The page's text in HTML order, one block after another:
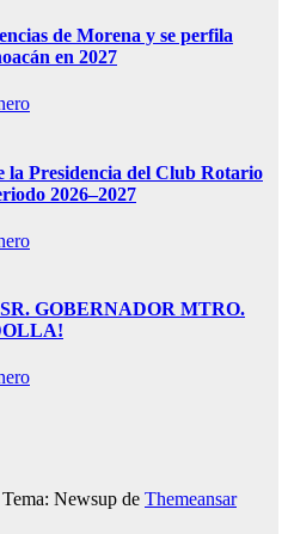
de Morena y se perfila
en 2027
la Presidencia del Club Rotario
2026–2027
GOBERNADOR MTRO.
Tema: Newsup de Themeansar